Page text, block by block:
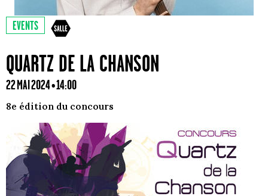
EVENTS
QUARTZ DE LA CHANSON
22 MAI 2024 • 14:00
8e édition du concours